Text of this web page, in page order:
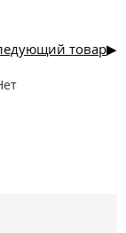
товар